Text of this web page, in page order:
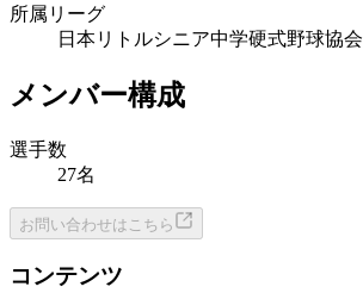
所属リーグ
日本リトルシニア中学硬式野球協会
メンバー構成
選手数
27名
お問い合わせはこちら
コンテンツ